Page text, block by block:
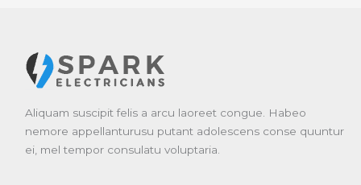
Aliquam suscipit felis a arcu laoreet congue. Habeo
nemore appellanturusu putant adolescens conse quuntur
ei, mel tempor consulatu voluptaria.